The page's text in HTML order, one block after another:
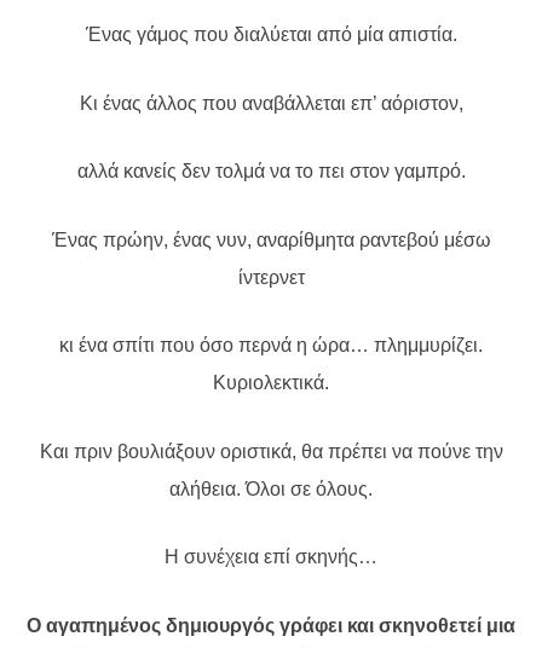
Ένας γάμος που διαλύεται από μία απιστία.
Κι ένας άλλος που αναβάλλεται επ’ αόριστον,
αλλά κανείς δεν τολμά να το πει στον γαμπρό.
Ένας πρώην, ένας νυν, αναρίθμητα ραντεβού μέσω
ίντερνετ
κι ένα σπίτι που όσο περνά η ώρα… πλημμυρίζει.
Κυριολεκτικά.
Και πριν βουλιάξουν οριστικά, θα πρέπει να πούνε την
αλήθεια. Όλοι σε όλους.
Η συνέχεια επί σκηνής…
Ο αγαπημένος δημιουργός γράφει και σκηνοθετεί μια